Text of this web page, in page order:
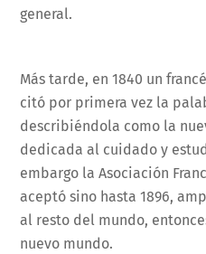
general.
Más tarde, en 1840 un
citó por primera vez la
describiéndola como la
dedicada al cuidado y
embargo la Asociación
aceptó sino hasta 1896,
al resto del mundo,
nuevo mundo.